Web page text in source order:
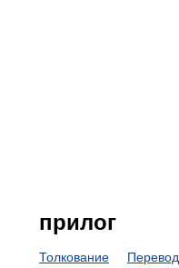
прилог
Толкование Перевод